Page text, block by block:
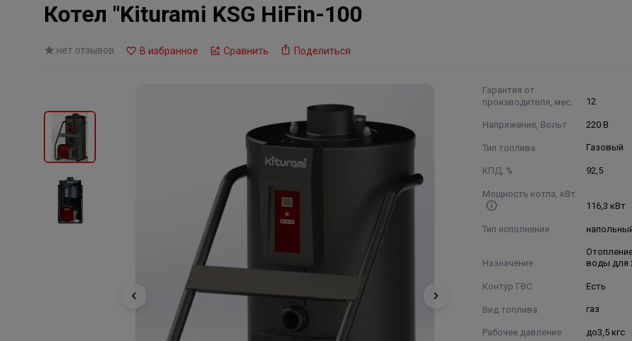
Котел "Kiturami KSG HiFin-100
нет отзывов В избранное Сравнить Поделиться
Гарантия от
производителя, мес.
12
Напряжение, Вольт 220 В
Тип топлива Газовый
КПД, % 92,5
Мощность котла, кВт
116,3 кВт
Тип исполнения
Назначение
воды для
Контур ГВС Есть
Вид топлива газ
Рабочее давление до3,5 кгс